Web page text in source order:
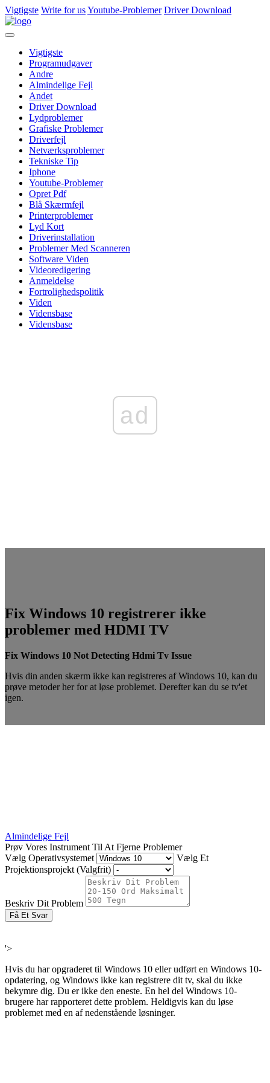
Vigtigste Write for usYoutube-Problemer Driver Download
Vigtigste
Programudgaver
Andre
Almindelige Fejl
Andet
Driver Download
Lydproblemer
Grafiske Problemer
Driverfejl
Netværksproblemer
Tekniske Tip
Iphone
Youtube-Problemer
Opret Pdf
Blå Skærmfejl
Printerproblemer
Lyd Kort
Driverinstallation
Problemer Med Scanneren
Software Viden
Videoredigering
Anmeldelse
Fortrolighedspolitik
Viden
Vidensbase
Vidensbase
ad
Fix Windows 10 registrerer ikke
problemer med HDMI TV
Fix Windows 10 Not Detecting Hdmi Tv Issue
Hvis din anden skærm ikke kan registreres af Windows 10, kan du
prøve metoder her for at løse problemet. Derefter kan du se tv'et
igen.
Almindelige Fejl
Prøv Vores Instrument Til At Fjerne Problemer
Vælg Operativsystemet
Vælg Et
Projektionsprojekt (Valgfrit)
Beskriv Dit Problem
Få Et Svar
'>
Hvis du har opgraderet til Windows 10 eller udført en Windows 10-
opdatering, og Windows ikke kan registrere dit tv, skal du ikke
bekymre dig. Du er ikke den eneste. En hel del Windows 10-
brugere har rapporteret dette problem. Heldigvis kan du løse
problemet med en af ​​nedenstående løsninger.